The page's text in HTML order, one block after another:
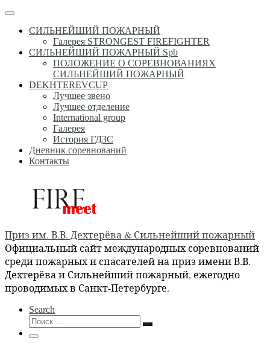
Перейти
содержимому
Меню
СИЛЬНЕЙШИЙ ПОЖАРНЫЙ
Галерея STRONGEST FIREFIGHTER
СИЛЬНЕЙШИЙ ПОЖАРНЫЙ Spb
ПОЛОЖЕНИЕ О СОРЕВНОВАНИЯХ
СИЛЬНЕЙШИЙ ПОЖАРНЫЙ
DEKHTEREVCUP
Лучшее звено
Лучшее отделение
International group
Галерея
История ГДЗС
Дневник соревнований
Контакты
Приз им. В.В. Дехтерёва & Сильнейший пожарный
Официальный сайт международных соревнований
среди пожарных и спасателей на приз имени В.В.
Дехтерёва и Сильнейший пожарный, ежегодно
проводимых в Санкт-Петербурге.
Search
Поиск
Поиск
Меню